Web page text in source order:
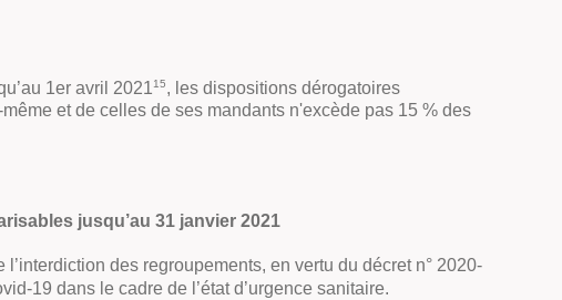
1er avril 202115, les dispositions dérogatoires
et de celles de ses mandants n'excède pas 15 % des
jusqu’au 31 janvier 2021
des regroupements, en vertu du décret n° 2020-
19 dans le cadre de l’état d’urgence sanitaire.